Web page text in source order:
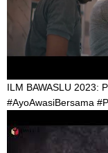
ILM BAWASLU 2023:
#AyoAwasiBersama